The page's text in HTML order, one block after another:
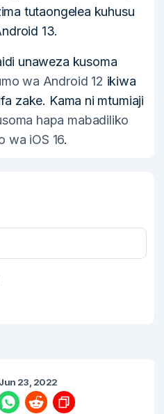
tutaongelea kuhusu
13.
unaweza kusoma
wa Android 12 ikiwa
zake. Kama ni mtumiaji
hapa mabadiliko
wa iOS 16.
Jun 23, 2022